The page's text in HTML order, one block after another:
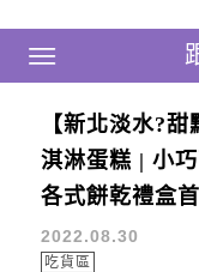
跟著瑪
Main Menu
cake
【新北淡水?
淇淋蛋糕 | 小
各式餅乾禮盒
2022.08.30
吃貨區